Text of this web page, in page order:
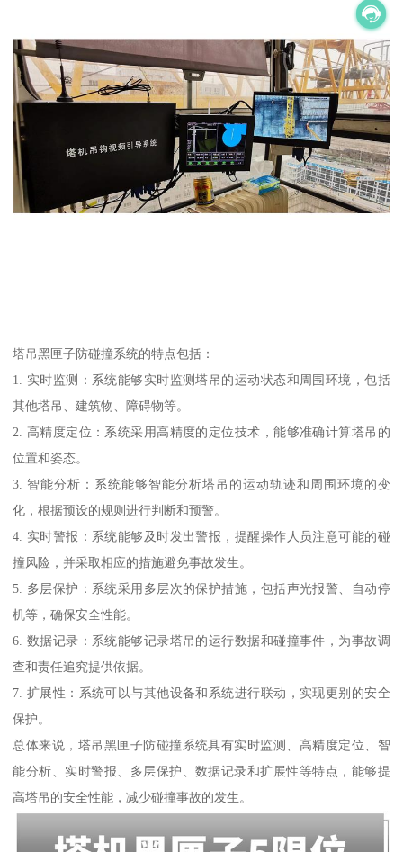
塔吊黑匣子防碰撞系统的特点包括：
1. 实时监测：系统能够实时监测塔吊的运动状态和周围环境，包括
其他塔吊、建筑物、障碍物等。
2. 高精度定位：系统采用高精度的定位技术，能够准确计算塔吊的
位置和姿态。
3. 智能分析：系统能够智能分析塔吊的运动轨迹和周围环境的变
化，根据预设的规则进行判断和预警。
4. 实时警报：系统能够及时发出警报，提醒操作人员注意可能的碰
撞风险，并采取相应的措施避免事故发生。
5. 多层保护：系统采用多层次的保护措施，包括声光报警、自动停
机等，确保安全性能。
6. 数据记录：系统能够记录塔吊的运行数据和碰撞事件，为事故调
查和责任追究提供依据。
7. 扩展性：系统可以与其他设备和系统进行联动，实现更别的安全
保护。
总体来说，塔吊黑匣子防碰撞系统具有实时监测、高精度定位、智
能分析、实时警报、多层保护、数据记录和扩展性等特点，能够提
高塔吊的安全性能，减少碰撞事故的发生。